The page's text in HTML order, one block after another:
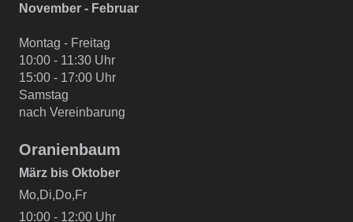
November - Februar
Montag - Freitag
10:00 - 11:30 Uhr
15:00 - 17:00 Uhr
Samstag
nach Vereinbarung
Oranienbaum
März bis Oktober
Mo,Di,Do,Fr
10:00 - 12:00 Uhr